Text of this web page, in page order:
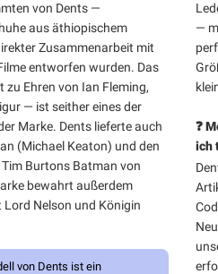
von Dents —
aus äthiopischem
Zusammenarbeit mit
entworfen wurden. Das
Ehren von Ian Fleming,
— ist seither eines der
Marke. Dents lieferte auch
(Michael Keaton) und den
Burtons Batman von
bewahrt außerdem
Nelson und Königin
von Dents ist ein
—
❓
ich